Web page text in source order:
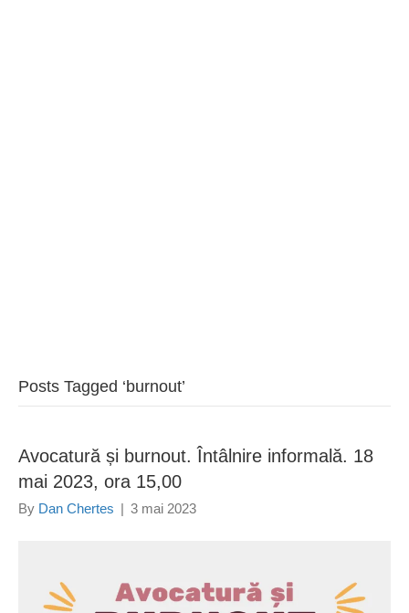
Posts Tagged ‘burnout’
Avocatură și burnout. Întâlnire informală. 18
mai 2023, ora 15,00
By Dan Chertes | 3 mai 2023